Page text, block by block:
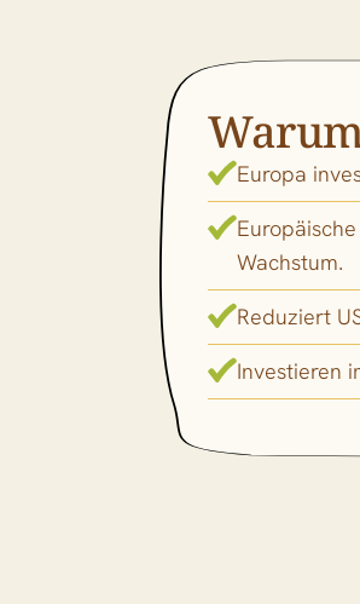
Europa
Wachstum.
Reduziert
Investieren